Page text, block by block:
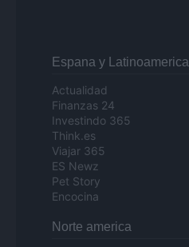
Espana y Latinoamerica
Actualidad
Finanzas 24
Investindo 365
Think.es
Viajar 365
ES Newz
Pet Story
Encocina
Norte america